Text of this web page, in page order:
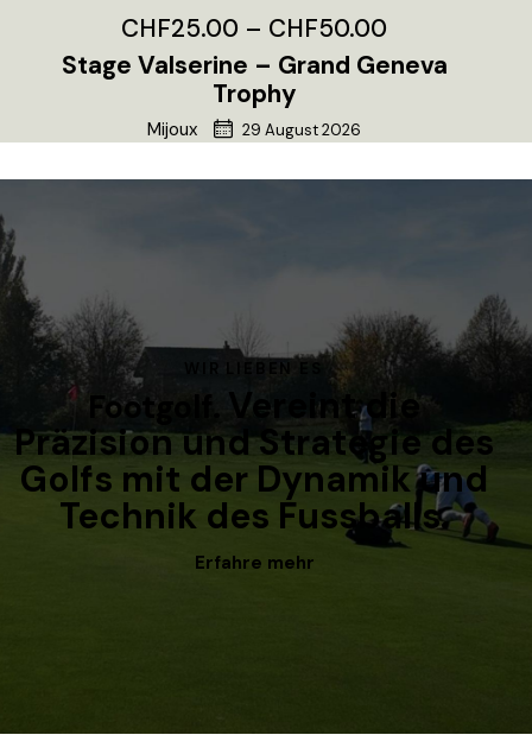
CHF25.00 – CHF50.00
Stage Valserine – Grand Geneva
Trophy
Mijoux 29 August 2026
WIR LIEBEN ES
Footgolf. Vereint die
Präzision und Strategie des
Golfs mit der Dynamik und
Technik des Fussballs.
Erfahre mehr